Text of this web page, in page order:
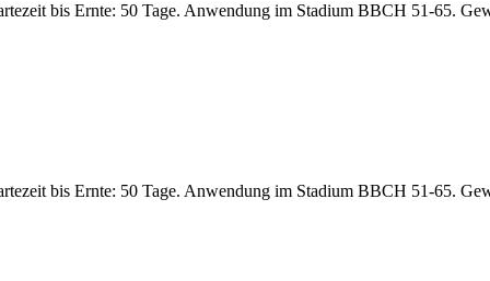
bis Ernte: 50 Tage. Anwendung im Stadium BBCH 51-65.
bis Ernte: 50 Tage. Anwendung im Stadium BBCH 51-65.